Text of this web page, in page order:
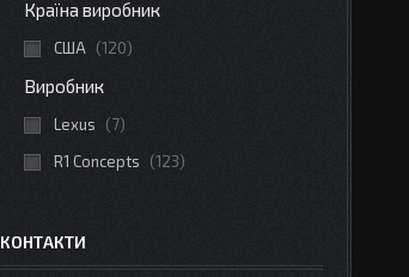
Країна виробник
США 120
Виробник
Lexus
7
R1 Concepts
123
КОНТАКТИ